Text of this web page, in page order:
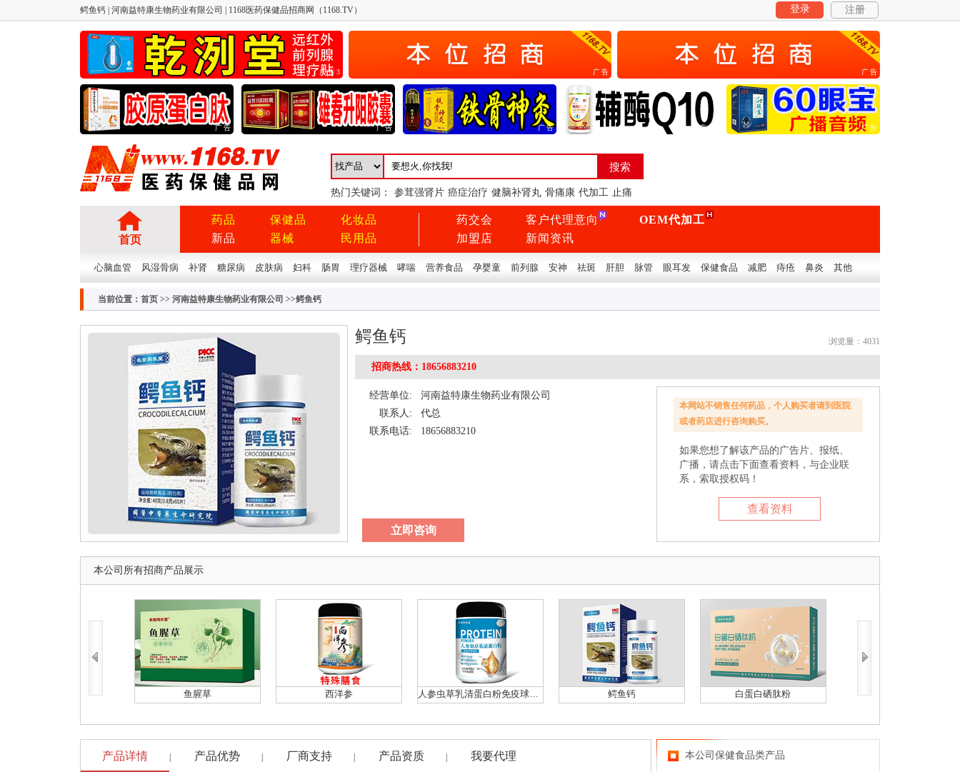
鳄鱼钙 | 河南益特康生物药业有限公司 | 1168医药保健品招商网（1168.TV） 登录 注册
广告3 广告 广告
广告 广告 广告 广告 广告
热门关键词： 参茸强肾片 癌症治疗 健脑补肾丸 骨痛康 代加工 止痛
首页
药品
新品
保健品
器械
化妆品
民用品
药交会
加盟店
客户代理意向
新闻资讯
OEM代加工
心脑血管 风湿骨病 补肾 糖尿病 皮肤病 妇科 肠胃 理疗器械 哮喘 营养食品 孕婴童 前列腺 安神 祛斑 肝胆 脉管 眼耳发 保健食品 减肥 痔疮 鼻炎 其他
当前位置： 首页 >> 河南益特康生物药业有限公司 >>鳄鱼钙
鳄鱼钙 浏览量：4031
招商热线：18656883210
经营单位:
河南益特康生物药业有限公司
联系人:
代总
联系电话:
18656883210
立即咨询
本网站不销售任何药品，个人购买者请到医院
或者药店进行咨询购买。
如果您想了解该产品的广告片、报纸、
广播，请点击下面查看资料，与企业联
系，索取授权码！
查看资料
本公司所有招商产品展示
鱼腥草 西洋参 人参虫草乳清蛋白粉免疫球蛋白 鳄鱼钙 白蛋白硒肽粉 北冬虫夏草营养粉
产品详情 产品优势 厂商支持 产品资质 我要代理 本公司保健食品类产品